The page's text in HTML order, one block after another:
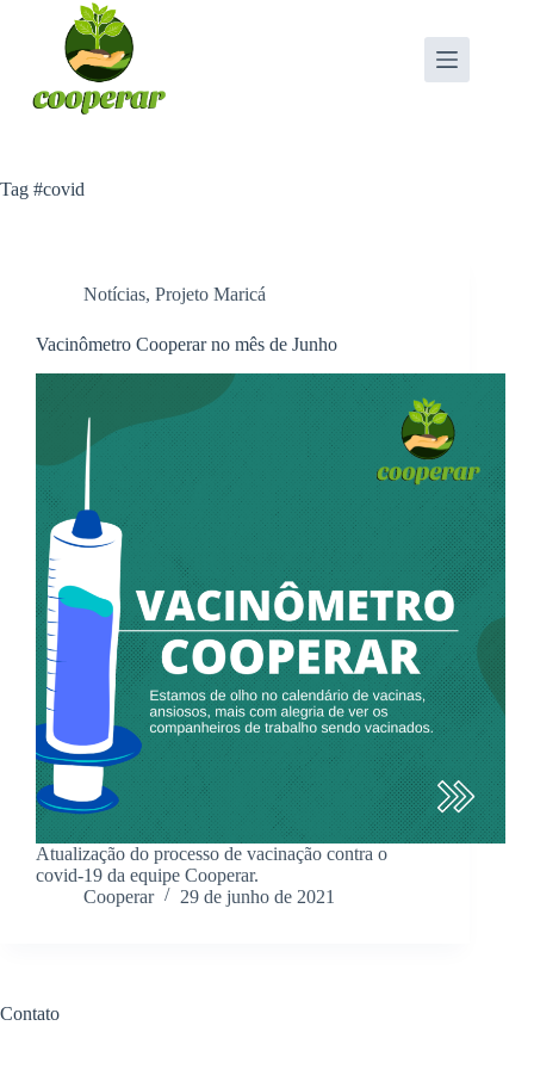
Tag #covid
Notícias, Projeto Maricá
Vacinômetro Cooperar no mês de Junho
Atualização do processo de vacinação contra o
covid-19 da equipe Cooperar.
Cooperar
29 de junho de 2021
Contato